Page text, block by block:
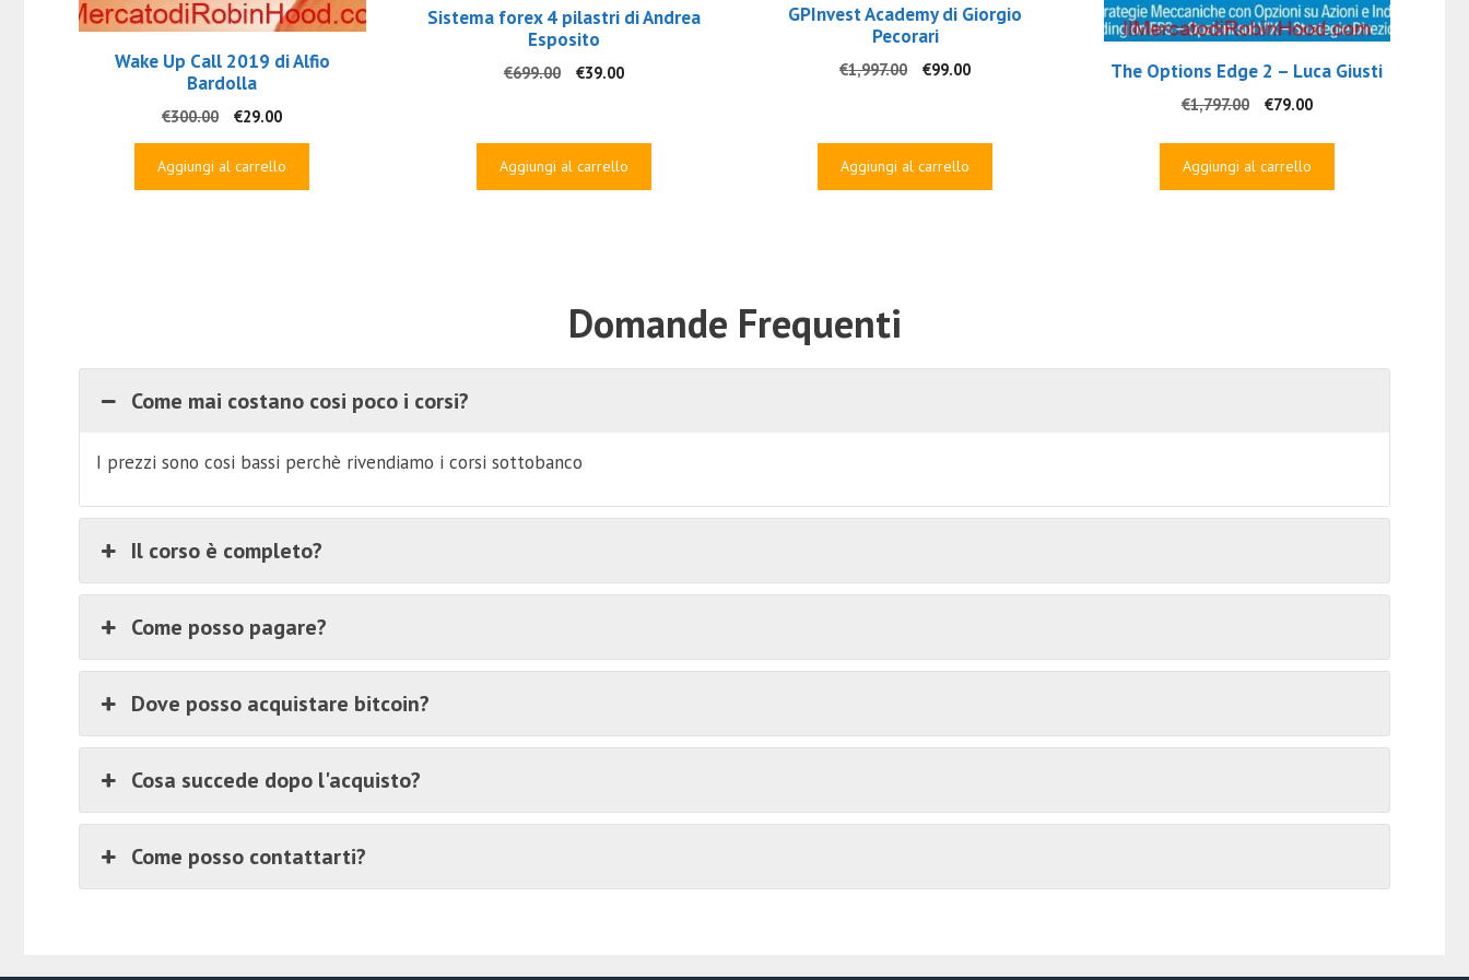
Wake Up Call 2019 di Alfio
Bardolla
€300.00
Il
prezzo
originale
€29.00Il
prezzo
attuale
Aggiungi al carrello
Sistema forex 4 pilastri di Andrea
Esposito
€699.00
Il
era:
€699.00.
€39.00Il
è:
€39.00.
Aggiungi al carrello
GPInvest Academy di Giorgio
Pecorari
€1,997.00
Il
€1,997.00.
€99.00Il
Aggiungi al carrello
The Options Edge 2 – Luca Giusti
€1,797.00
Il
originale
era:
€1,797.00.
€79.00Il
attuale
€79.00.
Aggiungi al carrello
Domande Frequenti
Come mai costano cosi poco i corsi?
I prezzi sono cosi bassi perchè rivendiamo i corsi sottobanco
Il corso è completo?
Come posso pagare?
Dove posso acquistare bitcoin?
Cosa succede dopo l'acquisto?
Come posso contattarti?